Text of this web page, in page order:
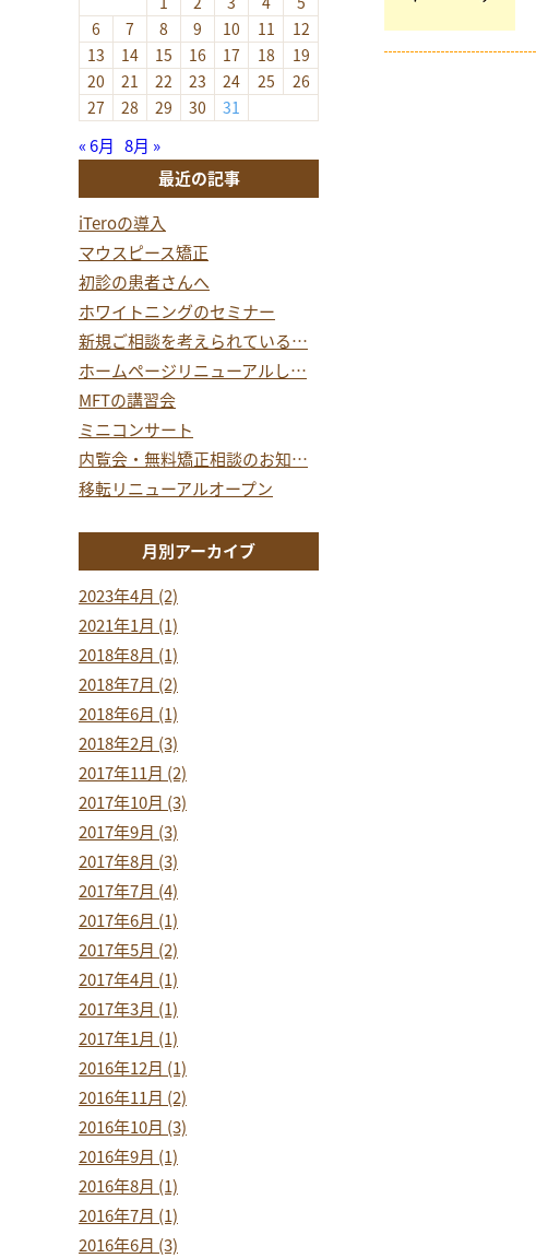
6
7 8 9 10 11
12
13
14 15 16 17 18
19
20
21 22 23 24 25
26
27
28 29 30 31
« 6月 8月 »
最近の記事
iTeroの導入
マウスピース矯正
初診の患者さんへ
ホワイトニングのセミナー
新規ご相談を考えられている…
ホームページリニューアルし…
MFTの講習会
ミニコンサート
内覧会・無料矯正相談のお知…
移転リニューアルオープン
月別アーカイブ
2023年4月 (2)
2021年1月 (1)
2018年8月 (1)
2018年7月 (2)
2018年6月 (1)
2018年2月 (3)
2017年11月 (2)
2017年10月 (3)
2017年9月 (3)
2017年8月 (3)
2017年7月 (4)
2017年6月 (1)
2017年5月 (2)
2017年4月 (1)
2017年3月 (1)
2017年1月 (1)
2016年12月 (1)
2016年11月 (2)
2016年10月 (3)
2016年9月 (1)
2016年8月 (1)
2016年7月 (1)
2016年6月 (3)